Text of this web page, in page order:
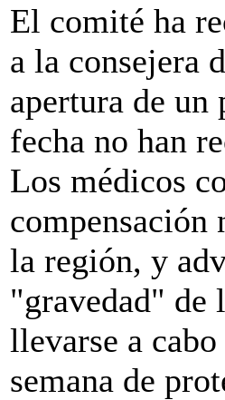
El comité ha
a la consejera
apertura de un
fecha no han
Los médicos
compensación
la región, y
"gravedad" de
llevarse a
semana de